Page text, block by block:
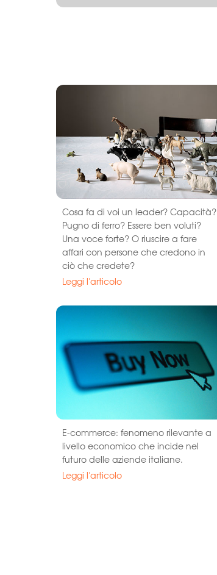
Cosa fa di voi un leader? Capacità?
Pugno di ferro? Essere ben voluti?
Una voce forte? O riuscire a fare
affari con persone che credono in
ciò che credete?
Leggi l'articolo
E-commerce: fenomeno rilevante a
livello economico che incide nel
futuro delle aziende italiane.
Leggi l'articolo